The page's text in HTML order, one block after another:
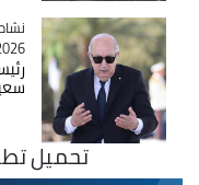
- 15:34
تحميل